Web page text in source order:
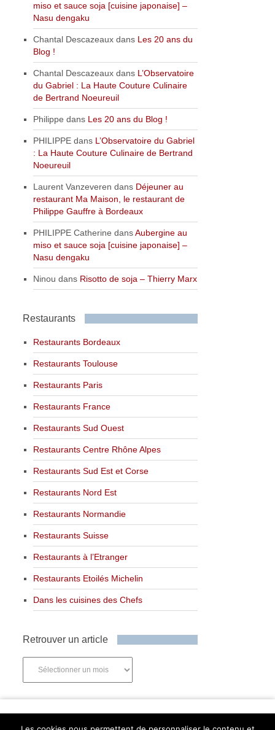
miso et sauce soja [cuisine japonaise] –
Nasu dengaku
Chantal Descazeaux dans Les 20 ans du
Blog !
Chantal Descazeaux dans L’Observatoire
du Gabriel : La Haute Couture Culinaire
de Bertrand Noeureuil
Philippe dans Les 20 ans du Blog !
PHILIPPE dans L’Observatoire du Gabriel
: La Haute Couture Culinaire de Bertrand
Noeureuil
Laurent Vanzeveren dans Déjeuner au
restaurant Ma Maison, le restaurant de
Philippe Gauffre à Bordeaux
PHILIPPE Catherine dansAubergine au
miso et sauce soja [cuisine japonaise] –
Nasu dengaku
Ninou dans Risotto de soja – Thierry Marx
Restaurants
Restaurants Bordeaux
Restaurants Toulouse
Restaurants Paris
Restaurants France
Restaurants Sud Ouest
Restaurants Centre Rhône Alpes
Restaurants Sud Est et Corse
Restaurants Nord Est
Restaurants Normandie
Restaurants Suisse
Restaurants à l’Etranger
Restaurants Etoilés Michelin
Dans les cuisines des Chefs
Retrouver un article